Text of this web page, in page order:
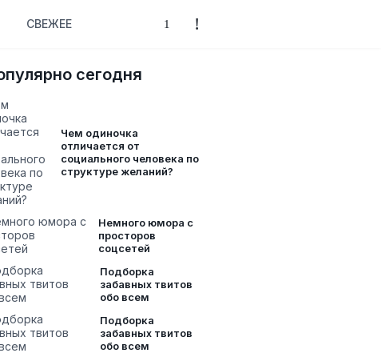
СВЕЖЕЕ
сегодня
Чем одиночка
отличается от
социального человека по
структуре желаний?
Немного юмора с
просторов
соцсетей
Подборка
забавных твитов
обо всем
Подборка
забавных твитов
обо всем